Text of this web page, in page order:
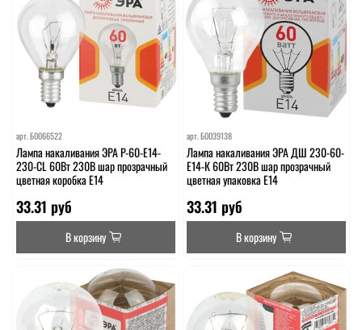
арт.Б0066522
Лампа накаливания ЭРА P-60-E14-
230-CL 60Вт 230В шар прозрачный
цветная коробка Е14
33.31 руб
В корзину
арт.Б0039138
Лампа накаливания ЭРА ДШ 230-60-
E14-К 60Вт 230В шар прозрачный
цветная упаковка E14
33.31 руб
В корзину